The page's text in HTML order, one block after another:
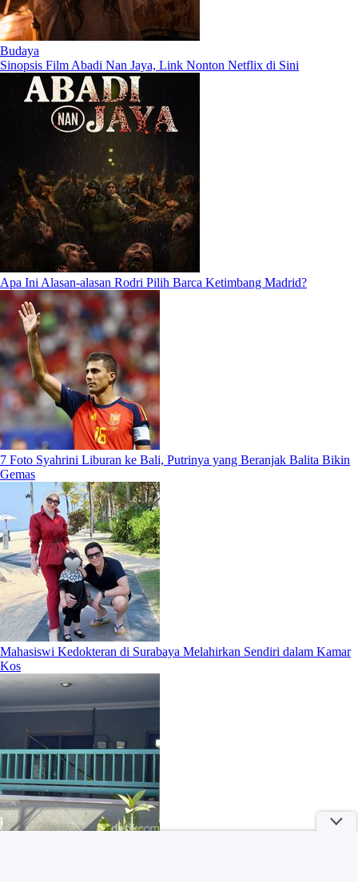
Budaya
Sinopsis Film Abadi Nan Jaya, Link Nonton Netflix di Sini
Apa Ini Alasan-alasan Rodri Pilih Barca Ketimbang Madrid?
7 Foto Syahrini Liburan ke Bali, Putrinya yang Beranjak Balita Bikin
Gemas
Mahasiswi Kedokteran di Surabaya Melahirkan Sendiri dalam Kamar
Kos